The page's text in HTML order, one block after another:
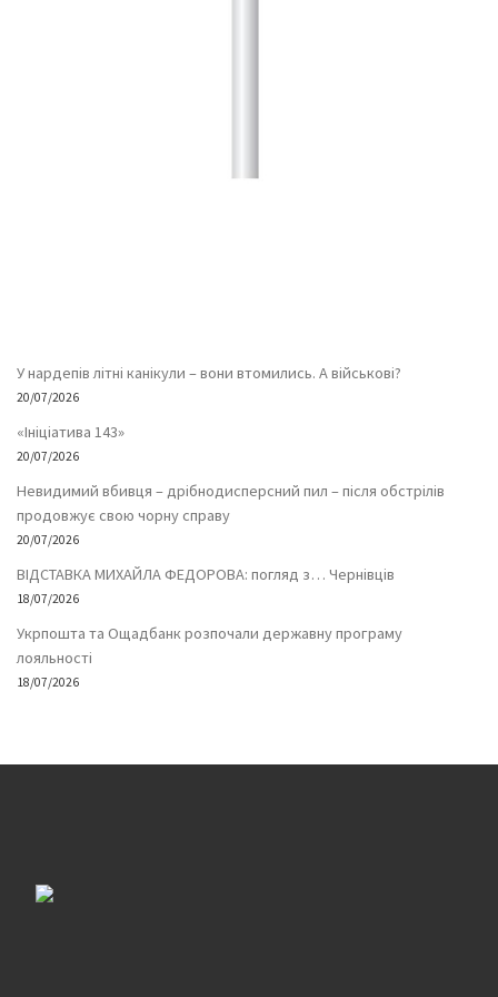
У нардепів літні канікули – вони втомились. А військові?
20/07/2026
«Ініціатива 143»
20/07/2026
Невидимий вбивця – дрібнодисперсний пил – після обстрілів
продовжує свою чорну справу
20/07/2026
ВІДСТАВКА МИХАЙЛА ФЕДОРОВА: погляд з… Чернівців
18/07/2026
Укрпошта та Ощадбанк розпочали державну програму
лояльності
18/07/2026